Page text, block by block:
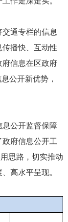
通专栏的信息
播快、互动性
信息在区政府
公开新优势，
公开监督保障
府信息公开工
思路，切实推动
高水平呈现。